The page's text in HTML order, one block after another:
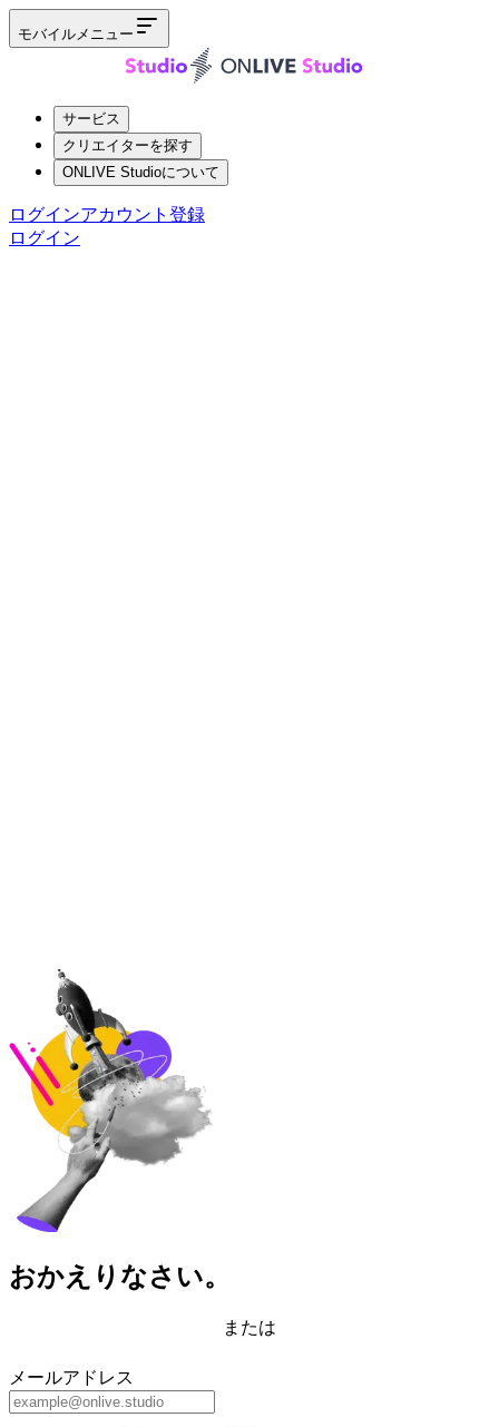
モバイルメニュー
サービス
クリエイターを探す
ONLIVE Studioについて
ログインアカウント登録
ログイン
おかえりなさい。
または
メールアドレス